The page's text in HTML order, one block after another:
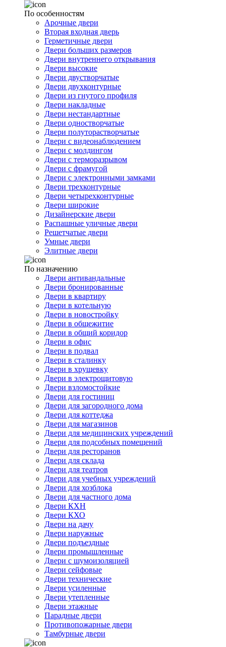
По особенностям
Арочные двери
Вторая входная дверь
Герметичные двери
Двери больших размеров
Двери внутреннего открывания
Двери высокие
Двери двустворчатые
Двери двухконтурные
Двери из гнутого профиля
Двери накладные
Двери нестандартные
Двери одностворчатые
Двери полуторастворчатые
Двери с видеонаблюдением
Двери с молдингом
Двери с терморазрывом
Двери с фрамугой
Двери с электронными замками
Двери трехконтурные
Двери четырехконтурные
Двери широкие
Дизайнерские двери
Распашные уличные двери
Решетчатые двери
Умные двери
Элитные двери
По назначению
Двери антивандальные
Двери бронированные
Двери в квартиру
Двери в котельную
Двери в новостройку
Двери в общежитие
Двери в общий коридор
Двери в офис
Двери в подвал
Двери в сталинку
Двери в хрущевку
Двери в электрощитовую
Двери взломостойкие
Двери для гостиниц
Двери для загородного дома
Двери для коттеджа
Двери для магазинов
Двери для медицинских учреждений
Двери для подсобных помещений
Двери для ресторанов
Двери для склада
Двери для театров
Двери для учебных учреждений
Двери для хозблока
Двери для частного дома
Двери КХН
Двери КХО
Двери на дачу
Двери наружные
Двери подъездные
Двери промышленные
Двери с шумоизоляцией
Двери сейфовые
Двери технические
Двери усиленные
Двери утепленные
Двери этажные
Парадные двери
Противопожарные двери
Тамбурные двери